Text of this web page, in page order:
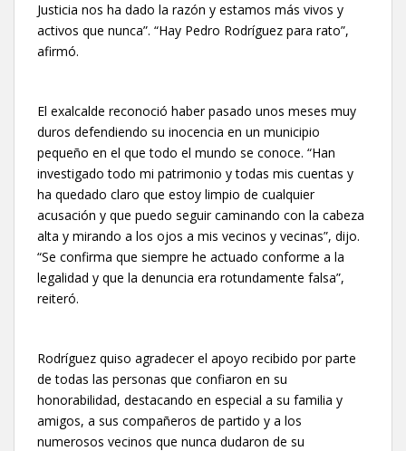
Justicia nos ha dado la razón y estamos más vivos y
activos que nunca”. “Hay Pedro Rodríguez para rato”,
afirmó.
El exalcalde reconoció haber pasado unos meses muy
duros defendiendo su inocencia en un municipio
pequeño en el que todo el mundo se conoce. “Han
investigado todo mi patrimonio y todas mis cuentas y
ha quedado claro que estoy limpio de cualquier
acusación y que puedo seguir caminando con la cabeza
alta y mirando a los ojos a mis vecinos y vecinas”, dijo.
“Se confirma que siempre he actuado conforme a la
legalidad y que la denuncia era rotundamente falsa”,
reiteró.
Rodríguez quiso agradecer el apoyo recibido por parte
de todas las personas que confiaron en su
honorabilidad, destacando en especial a su familia y
amigos, a sus compañeros de partido y a los
numerosos vecinos que nunca dudaron de su